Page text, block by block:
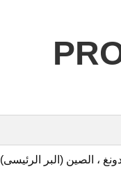
، الصين (البر الرئيسى)